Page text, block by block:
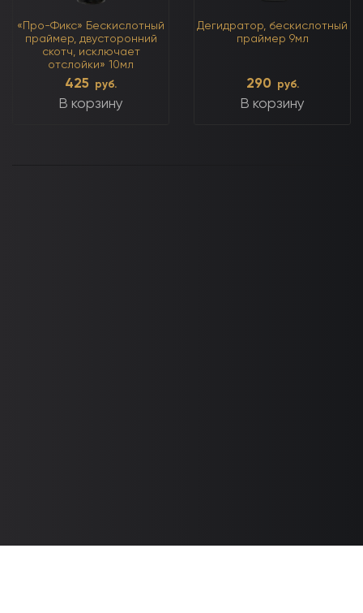
«Про-Фикс» Бескислотный
праймер, двусторонний
скотч, исключает
отслойки» 10мл
425 руб.
В корзину
Дегидратор, бескислотный
праймер 9мл
290 руб.
В корзину